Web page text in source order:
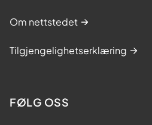
Om nettstedet
Tilgjengelighetserklæring
FØLG OSS